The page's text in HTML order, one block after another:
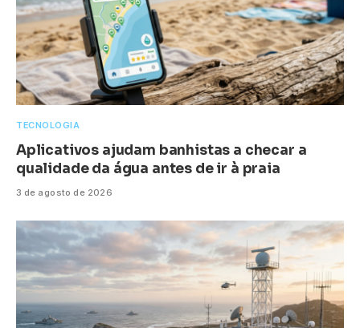
TECNOLOGIA
Aplicativos ajudam banhistas a checar a
qualidade da água antes de ir à praia
3 de agosto de 2026